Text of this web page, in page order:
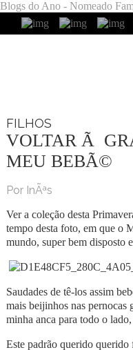
Blogs do Ano - Nomeado
FILHOS
VOLTAR Ã
MEU BEBÃ©
Por InÃªs
Ver a coleção desta
tempo desta foto, em que o
mundo, super bem disposto
Saudades de tê-los assim
mais beijinhos nas pernocas
minha anca para todo o
Este padrão querido querido